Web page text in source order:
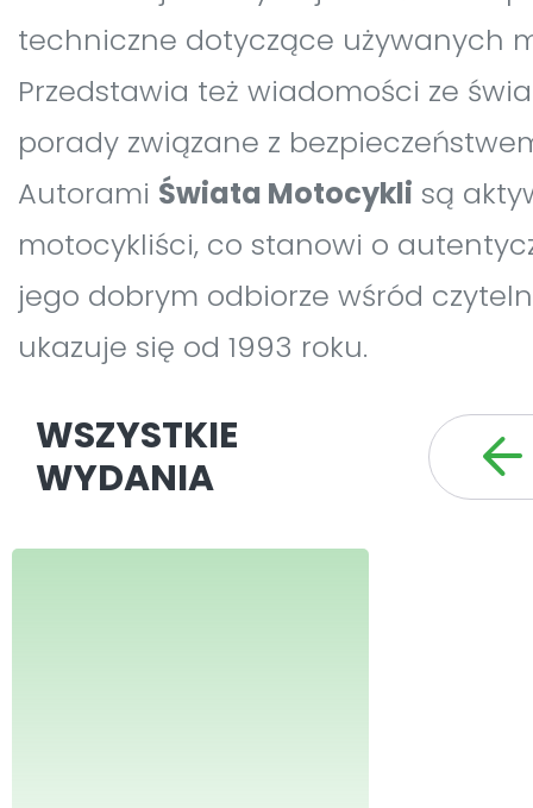
techniczne dotyczące używanych
Przedstawia też wiadomości ze
porady związane z
Autorami Świata Motocykli są
motocykliści, co stanowi o
jego dobrym odbiorze wśród
ukazuje się od 1993 roku.
WSZYSTKIE
WYDANIA